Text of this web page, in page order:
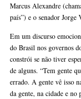
Marcus Alexandre
país”) e o senador Jorge
Em um discurso
do Brasil nos governos
constrói se não tiver
de alguns. “Tem gente
errado. A gente vê isso
da gente, na cidade e no